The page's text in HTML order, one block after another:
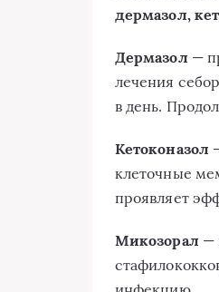
дермазол,
Дермазол —
лечения
в день.
Кетоконазол
клеточные
проявляет
Микозорал —